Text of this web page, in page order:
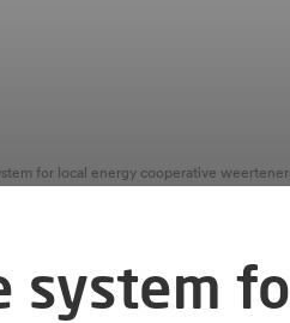
for local energy cooperative
system